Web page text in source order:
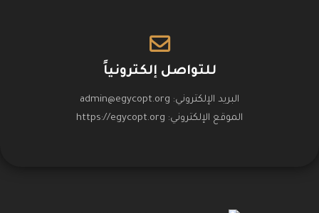
للتواصل إلكترونياً
البريد الإلكتروني: admin@egycopt.org
الموقع الإلكتروني: https://egycopt.org